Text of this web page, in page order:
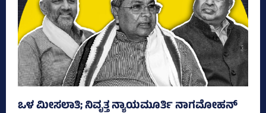
ಒಳ ಮೀಸಲಾತಿ; ನಿವೃತ್ತ ನ್ಯಾಯಮೂರ್ತಿ ನಾಗಮೋಹನ್